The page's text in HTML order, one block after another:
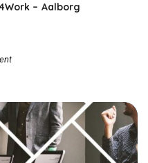
– Aalborg